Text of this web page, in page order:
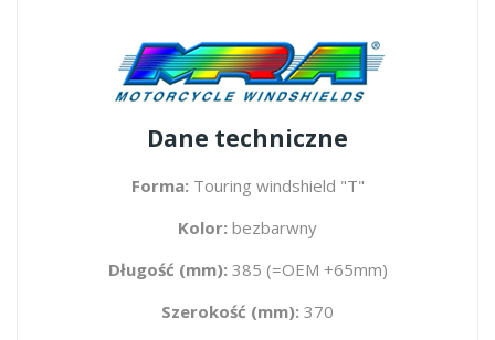
Dane techniczne
Forma: Touring windshield "T"
Kolor: bezbarwny
Długość (mm): 385 (=OEM +65mm)
Szerokość (mm): 370